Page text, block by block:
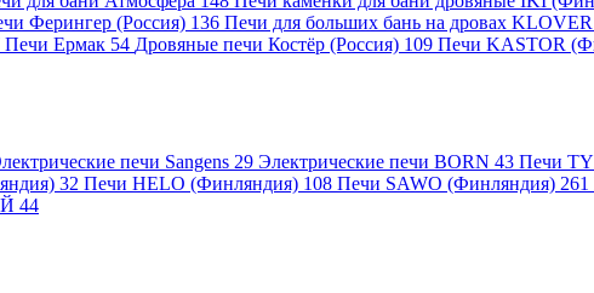
Ферингер (Россия) 136 Печи для больших бань на дровах
Печи Ермак 54 Дровяные печи Костёр (Россия) 109 Печи KASTOR
печи Sangens 29 Электрические печи BORN 43 Печи
32 Печи HELO (Финляндия) 108 Печи SAWO (Финляндия) 261
44